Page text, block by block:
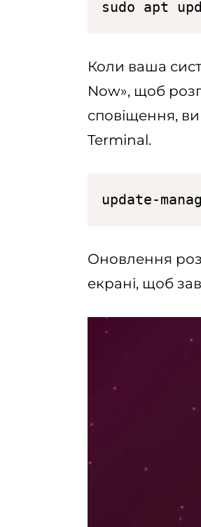
sudo apt
Коли ваша
Now», щоб
сповіщення,
Terminal.
update-
Оновлення
екрані, щоб